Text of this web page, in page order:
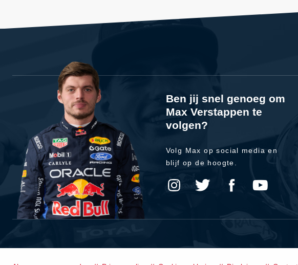
Ben jij snel genoeg om
Max Verstappen te
volgen?
Volg Max op social media en
blijf op de hoogte.